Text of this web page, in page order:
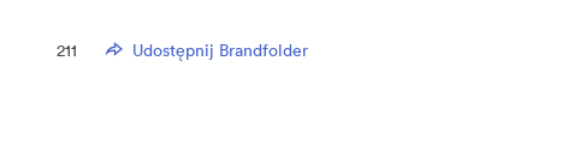
211 Udostępnij Brandfolder